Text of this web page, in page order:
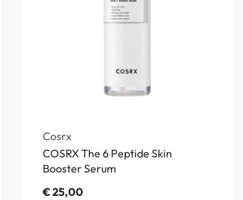
Cosrx
COSRX The 6 Peptide Skin
Booster Serum
€25,00